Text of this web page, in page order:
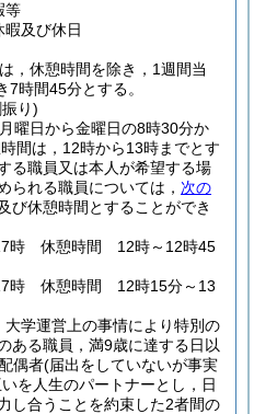
等
及び休日
，休憩時間を除き，1週間当
時間45分とする。
り)
曜日から金曜日の8時30分か
間は，12時から13時までとす
る職員又は本人が希望する場
られる職員については， 次の
び休憩時間とすることができ
時 休憩時間 12時～12時45
時 休憩時間 12時15分～13
学運営上の事情により特別の
ある職員，満9歳に達する日以
偶者(届出をしていないが事実
を人生のパートナーとし，日
し合うことを約束した2者間の